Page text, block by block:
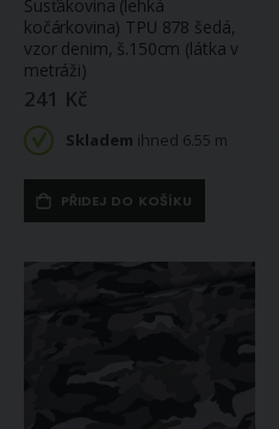
Šusťákovina (lehká
kočárkovina) TPU 878 šedá,
vzor denim, š.150cm (látka v
metráži)
241 Kč
Skladem ihned 6.55 m
PŘIDEJ DO KOŠÍKU